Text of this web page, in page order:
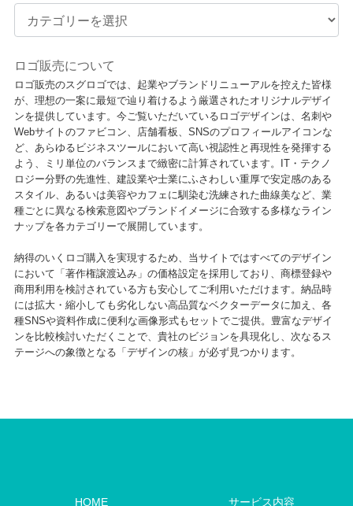
ロゴ販売について
ロゴ販売のスグロゴでは、起業やブランドリニューアルを控えた皆様
が、理想の一案に最短で辿り着けるよう厳選されたオリジナルデザイ
ンを提供しています。今ご覧いただいているロゴデザインは、名刺や
Webサイトのファビコン、店舗看板、SNSのプロフィールアイコンな
ど、あらゆるビジネスツールにおいて高い視認性と再現性を発揮する
よう、ミリ単位のバランスまで緻密に計算されています。IT・テクノ
ロジー分野の先進性、建設業や士業にふさわしい重厚で安定感のある
スタイル、あるいは美容やカフェに馴染む洗練された曲線美など、業
種ごとに異なる検索意図やブランドイメージに合致する多様なライン
ナップを各カテゴリーで展開しています。
納得のいくロゴ購入を実現するため、当サイトではすべてのデザイン
において「著作権譲渡込み」の価格設定を採用しており、商標登録や
商用利用を検討されている方も安心してご利用いただけます。納品時
には拡大・縮小しても劣化しない高品質なベクターデータに加え、各
種SNSや資料作成に便利な画像形式もセットでご提供。豊富なデザイ
ンを比較検討いただくことで、貴社のビジョンを具現化し、次なるス
テージへの象徴となる「デザインの核」が必ず見つかります。
HOME サービス内容